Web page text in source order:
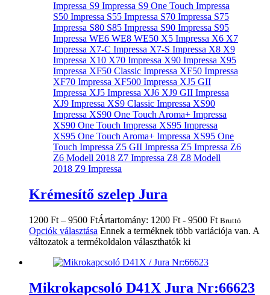
Krémesítő szelep Jura
1200 Ft – 9500 FtÁrtartomány: 1200 Ft - 9500 Ft Bruttó
Opciók választása Ennek a terméknek több variációja van. A
változatok a termékoldalon választhatók ki
Mikrokapcsoló D41X Jura Nr:66623